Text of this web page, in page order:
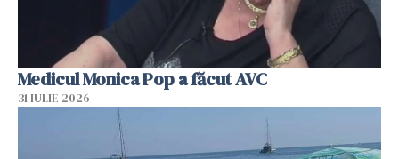
Medicul Monica Pop a făcut AVC
31 IULIE 2026